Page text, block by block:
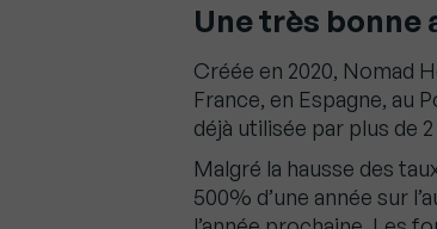
Une très bonne
Créée en 2020, Nomad
France, en Espagne, au
déjà utilisée par plus de
Malgré la hausse des
500% d’une année sur